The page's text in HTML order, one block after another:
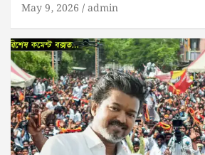
May 9, 2026 admin